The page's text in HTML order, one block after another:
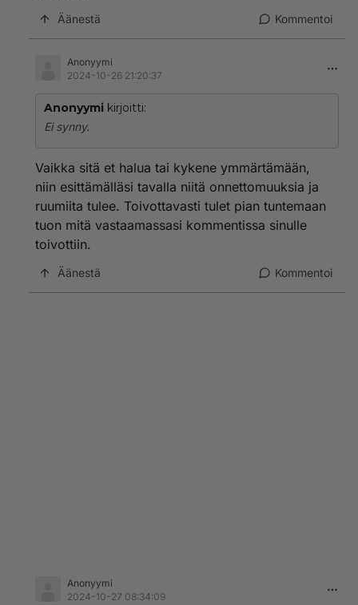
Äänestä Kommentoi
Anonyymi
2024-10-26 21:20:37
Anonyymi kirjoitti:
Ei synny.
Vaikka sitä et halua tai kykene ymmärtämään,
niin esittämälläsi tavalla niitä onnettomuuksia ja
ruumiita tulee. Toivottavasti tulet pian tuntemaan
tuon mitä vastaamassasi kommentissa sinulle
toivottiin.
Äänestä Kommentoi
Anonyymi
2024-10-27 08:34:09